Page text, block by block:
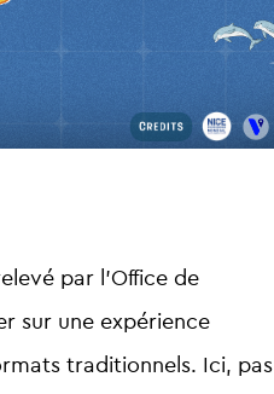
par l’Office de
sur une expérience
traditionnels. Ici, pas